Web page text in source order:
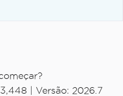
| Versão: 2026.7